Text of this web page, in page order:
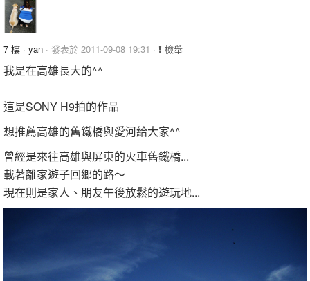
7 樓 · yan · 發表於 2011-09-08 19:31 · 檢舉
我是在高雄長大的^^
這是SONY H9拍的作品
想推薦高雄的舊鐵橋與愛河給大家^^
曾經是來往高雄與屏東的火車舊鐵橋...
載著離家遊子回鄉的路～
現在則是家人、朋友午後放鬆的遊玩地...